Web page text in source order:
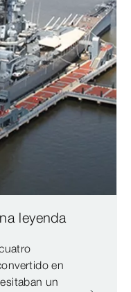
leyenda
en
un